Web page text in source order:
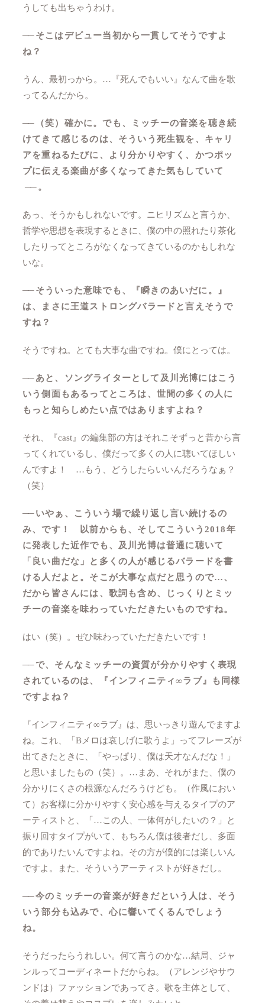
うしても出ちゃうわけ。
── そこはデビュー当初から一貫してそうですよ
ね？
うん、最初っから。…『死んでもいい』なんて曲を歌
ってるんだから。
──
（笑）確かに。でも、ミッチーの音楽を聴き続
けてきて感じるのは、そういう死生観を、キャリ
アを重ねるたびに、より分かりやすく、かつポッ
プに伝える楽曲が多くなってきた気もしていて
── 。
あっ、そうかもしれないです。ニヒリズムと言うか、
哲学や思想を表現するときに、僕の中の照れたり茶化
したりってところがなくなってきているのかもしれな
いな。
── そういった意味でも、『瞬きのあいだに。』
は、まさに王道ストロングバラードと言えそうで
すね？
そうですね。とても大事な曲ですね。僕にとっては。
── あと、ソングライターとして及川光博にはこう
いう側面もあるってところは、世間の多くの人に
もっと知らしめたい点ではありますよね？
それ、『cast』の編集部の方はそれこそずっと昔から言
ってくれているし、僕だって多くの人に聴いてほしい
んですよ！ …もう、どうしたらいいんだろうなぁ？
（笑）
── いやぁ、こういう場で繰り返し言い続けるの
み、です！ 以前からも、そしてこういう2018年
に発表した近作でも、及川光博は普通に聴いて
「良い曲だな」と多くの人が感じるバラードを書
ける人だよと。そこが大事な点だと思うので…、
だから皆さんには、歌詞も含め、じっくりとミッ
チーの音楽を味わっていただきたいものですね。
はい（笑）。ぜひ味わっていただきたいです！
── で、そんなミッチーの資質が分かりやすく表現
されているのは、『インフィニティ∞ラブ』も同様
ですよね？
『インフィニティ∞ラブ』は、思いっきり遊んでますよ
ね。これ、「Bメロは哀しげに歌うよ」ってフレーズが
出てきたときに、「やっぱり、僕は天才なんだな！」
と思いましたもの（笑）。…まあ、それがまた、僕の
分かりにくさの根源なんだろうけども。（作風におい
て）お客様に分かりやすく安心感を与えるタイプのア
ーティストと、「…この人、一体何がしたいの？」と
振り回すタイプがいて、もちろん僕は後者だし、多面
的でありたいんですよね。その方が僕的には楽しいん
ですよ。また、そういうアーティストが好きだし。
── 今のミッチーの音楽が好きだという人は、そう
いう部分も込みで、心に響いてくるんでしょう
ね。
そうだったらうれしい。何て言うのかな…結局、ジャ
ンルってコーディネートだからね。（アレンジやサウ
ンドは）ファッションであってさ。歌を主体として、